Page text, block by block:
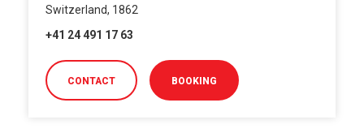
Switzerland, 1862
+41 24 491 17 63
CONTACT BOOKING